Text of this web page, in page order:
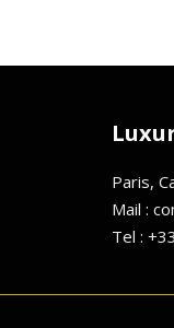
Paris,
Mail :
Tel :